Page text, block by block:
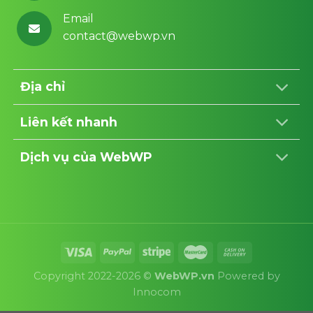
Email
contact@webwp.vn
Địa chỉ
Liên kết nhanh
Dịch vụ của WebWP
Copyright 2022-2026 © WebWP.vn Powered by
Innocom